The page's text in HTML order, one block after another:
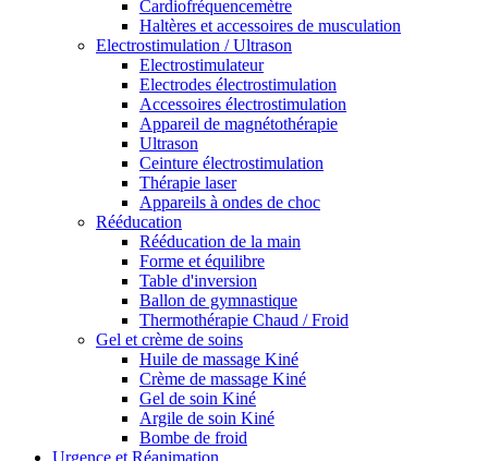
Cardiofréquencemètre
Haltères et accessoires de musculation
Electrostimulation / Ultrason
Electrostimulateur
Electrodes électrostimulation
Accessoires électrostimulation
Appareil de magnétothérapie
Ultrason
Ceinture électrostimulation
Thérapie laser
Appareils à ondes de choc
Rééducation
Rééducation de la main
Forme et équilibre
Table d'inversion
Ballon de gymnastique
Thermothérapie Chaud / Froid
Gel et crème de soins
Huile de massage Kiné
Crème de massage Kiné
Gel de soin Kiné
Argile de soin Kiné
Bombe de froid
Urgence et Réanimation